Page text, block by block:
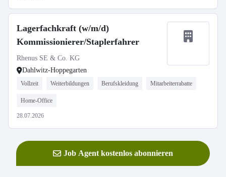
Lagerfachkraft (w/m/d)
Kommissionierer/Staplerfahrer
Rhenus SE & Co. KG
Dahlwitz-Hoppegarten
Vollzeit Weiterbildungen Berufskleidung Mitarbeiterrabatte
Home-Office
28.07.2026
Job Agent kostenlos abonnieren